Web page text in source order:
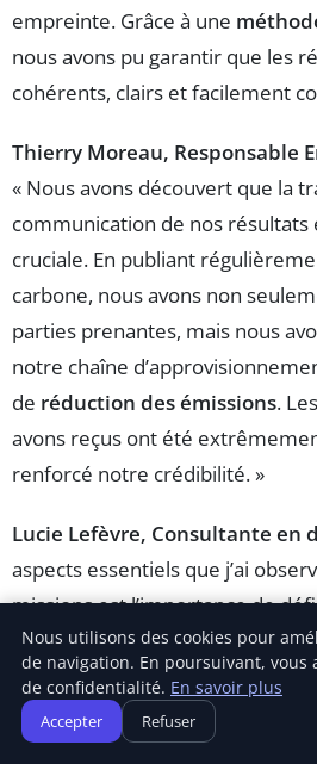
empreinte. Grâce à une
nous avons pu garantir que les
cohérents, clairs et facilement
Thierry Moreau, Responsable
« Nous avons découvert que la
communication de nos résultats
cruciale. En publiant
carbone, nous avons non
parties prenantes, mais nous
notre chaîne
de réduction des émissions.
avons reçus ont été
renforcé notre crédibilité. »
Lucie Lefèvre, Consultante en
aspects essentiels que j’ai
missions est l’importance de
clairesen matière de transition
les entreprises à identifier les
émissions sont les plus élevées,
des actions concrètes et
Nous utilisons des cookies pour
de navigation. En poursuivant,
de confidentialité. En savoir plus
Accepter Refuser